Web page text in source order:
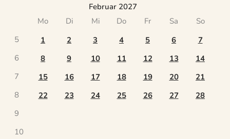
Februar 2027
Mo
Di Mi Do Fr Sa
So
5
1 2 3 4 5 6
7
6
8 9 10 11 12 13
14
7
15 16 17 18 19 20
21
8
22 23 24 25 26 27
28
9
10